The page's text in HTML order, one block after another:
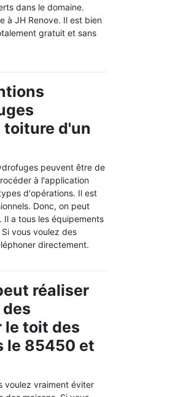
dans le domaine.
à JH Renove. Il est bien
gratuit et sans
toiture d'un
peuvent être de
à l'application
d'opérations. Il est
Donc, on peut
Il a tous les équipements
vous voulez des
directement.
réaliser
le toit des
le 85450 et
voulez vraiment éviter